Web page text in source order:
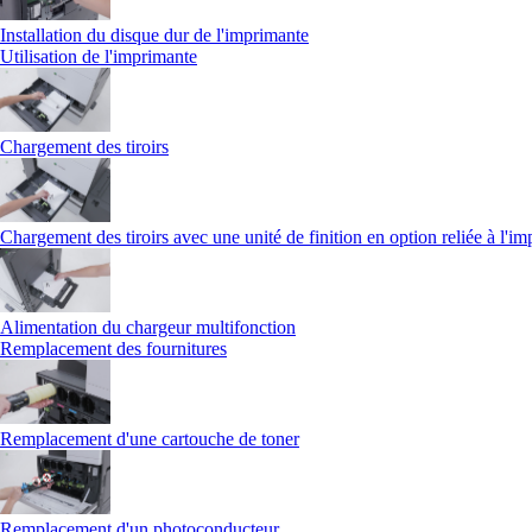
Installation du disque dur de l'imprimante
Utilisation de l'imprimante
Chargement des tiroirs
Chargement des tiroirs avec une unité de finition en option reliée à
Alimentation du chargeur multifonction
Remplacement des fournitures
Remplacement d'une cartouche de toner